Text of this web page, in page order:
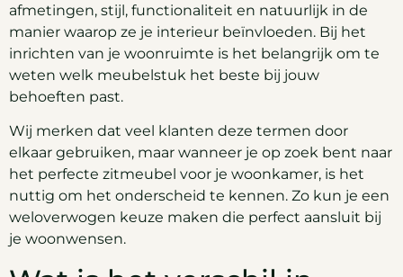
afmetingen, stijl, functionaliteit en natuurlijk in de
manier waarop ze je interieur beïnvloeden. Bij het
inrichten van je woonruimte is het belangrijk om te
weten welk meubelstuk het beste bij jouw
behoeften past.
Wij merken dat veel klanten deze termen door
elkaar gebruiken, maar wanneer je op zoek bent naar
het perfecte zitmeubel voor je woonkamer, is het
nuttig om het onderscheid te kennen. Zo kun je een
weloverwogen keuze maken die perfect aansluit bij
je woonwensen.